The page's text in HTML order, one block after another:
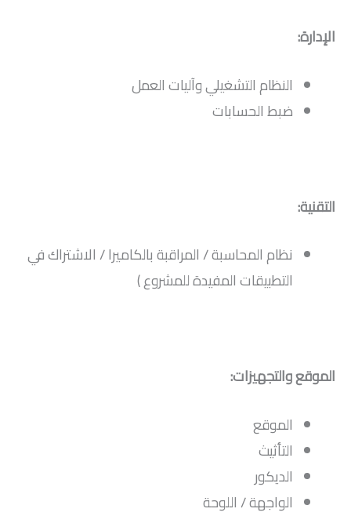
الإدارة:
النظام التشغيلي وآليات العمل
ضبط الحسابات
التقنية:
نظام المحاسبة / المراقبة بالكاميرا / الاشتراك في
التطبيقات المفيدة للمشروع )
الموقع والتجهيزات:
الموقع
التأثيث
الديكور
الواجهة / اللوحة